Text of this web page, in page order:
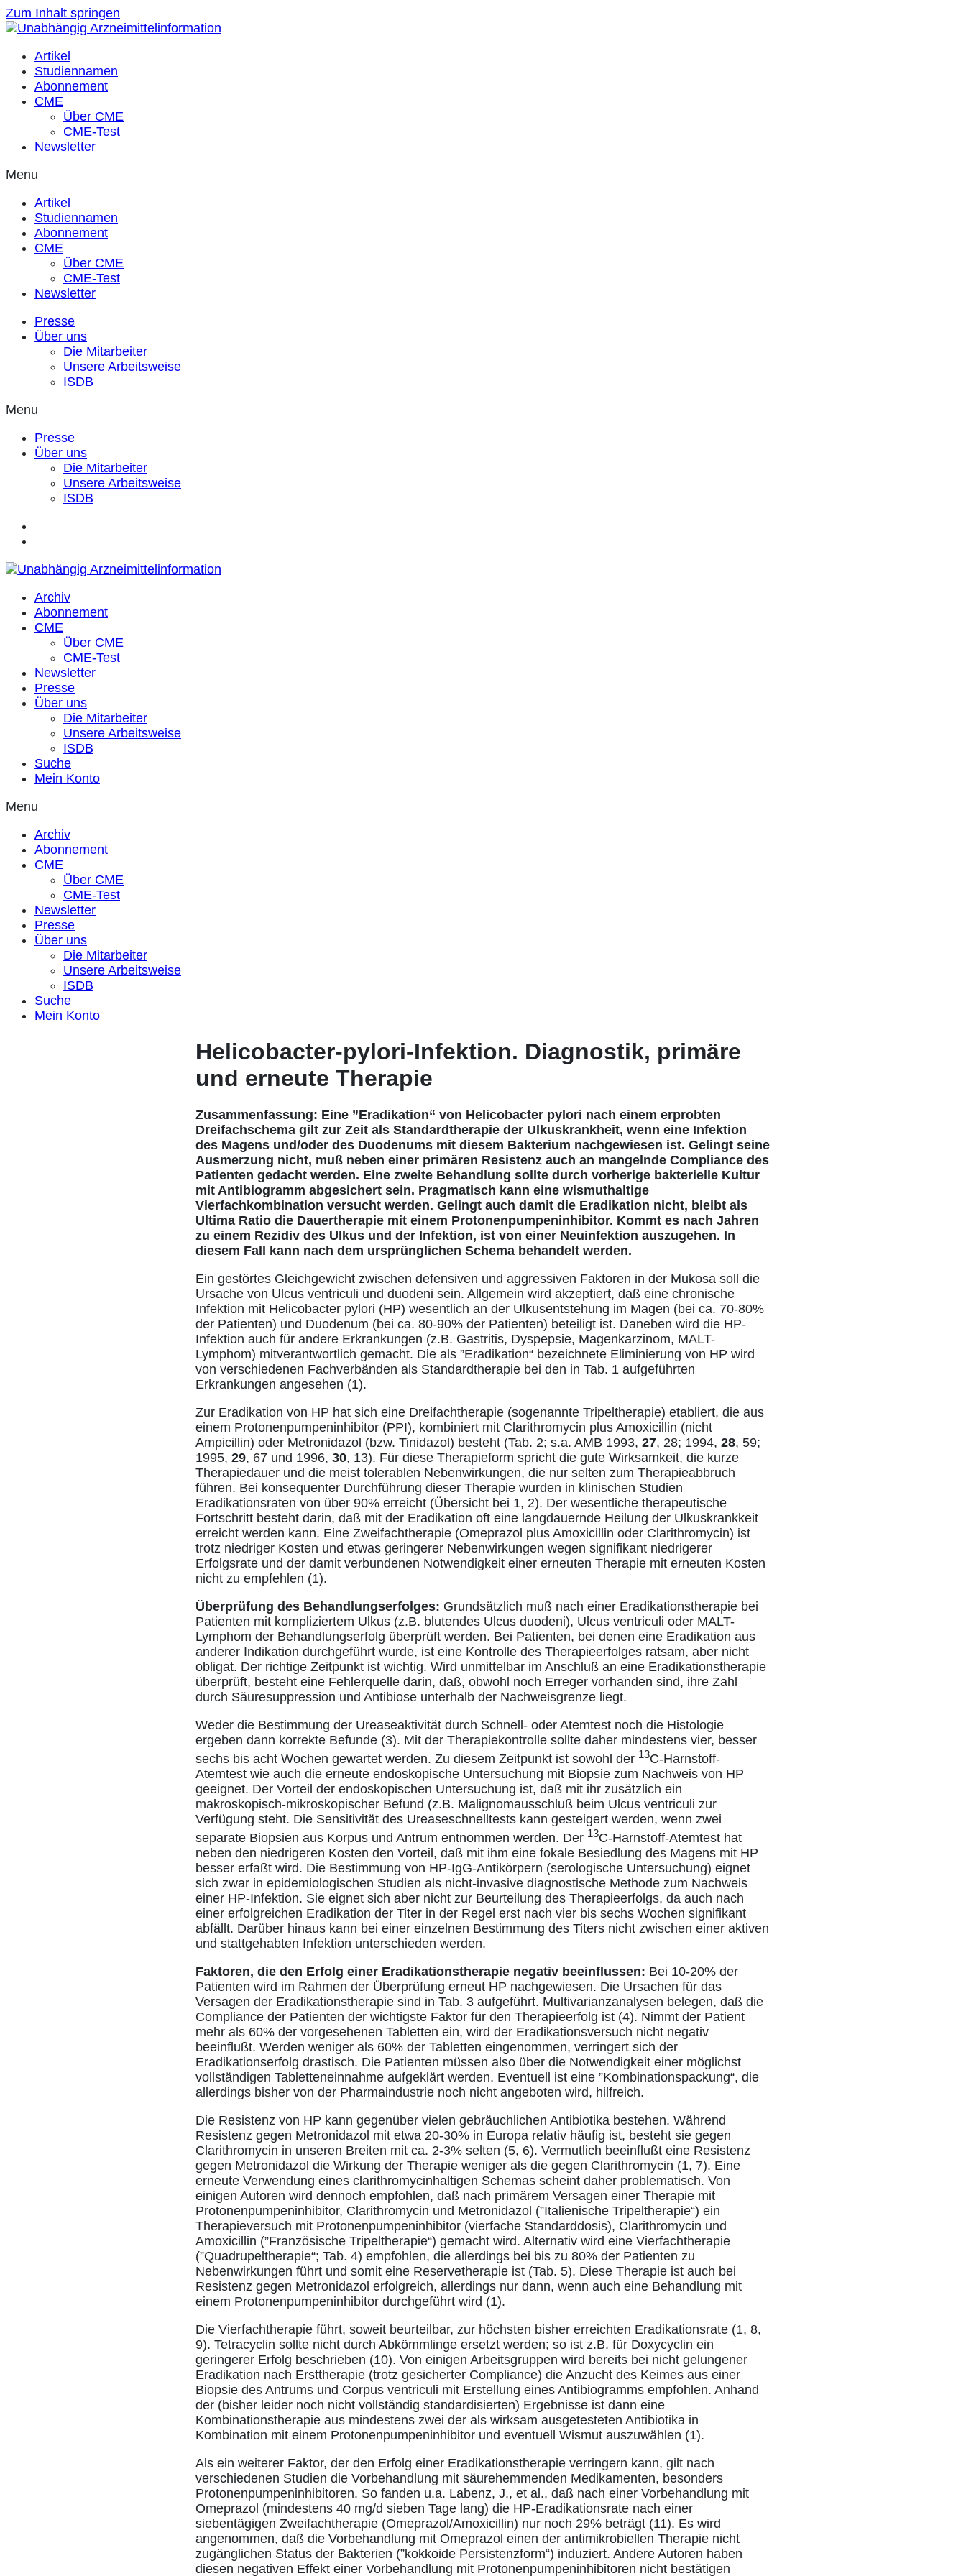
Zum Inhalt springen
Artikel
Studiennamen
Abonnement
CME
Über CME
CME-Test
Newsletter
Menu
Artikel
Studiennamen
Abonnement
CME
Über CME
CME-Test
Newsletter
Presse
Über uns
Die Mitarbeiter
Unsere Arbeitsweise
ISDB
Menu
Presse
Über uns
Die Mitarbeiter
Unsere Arbeitsweise
ISDB
Archiv
Abonnement
CME
Über CME
CME-Test
Newsletter
Presse
Über uns
Die Mitarbeiter
Unsere Arbeitsweise
ISDB
Suche
Mein Konto
Menu
Archiv
Abonnement
CME
Über CME
CME-Test
Newsletter
Presse
Über uns
Die Mitarbeiter
Unsere Arbeitsweise
ISDB
Suche
Mein Konto
Helicobacter-pylori-Infektion. Diagnostik, primäre
und erneute Therapie
Zusammenfassung: Eine ”Eradikation“ von Helicobacter pylori nach einem erprobten
Dreifachschema gilt zur Zeit als Standardtherapie der Ulkuskrankheit, wenn eine Infektion
des Magens und/oder des Duodenums mit diesem Bakterium nachgewiesen ist. Gelingt seine
Ausmerzung nicht, muß neben einer primären Resistenz auch an mangelnde Compliance des
Patienten gedacht werden. Eine zweite Behandlung sollte durch vorherige bakterielle Kultur
mit Antibiogramm abgesichert sein. Pragmatisch kann eine wismuthaltige
Vierfachkombination versucht werden. Gelingt auch damit die Eradikation nicht, bleibt als
Ultima Ratio die Dauertherapie mit einem Protonenpumpeninhibitor. Kommt es nach Jahren
zu einem Rezidiv des Ulkus und der Infektion, ist von einer Neuinfektion auszugehen. In
diesem Fall kann nach dem ursprünglichen Schema behandelt werden.
Ein gestörtes Gleichgewicht zwischen defensiven und aggressiven Faktoren in der Mukosa soll die
Ursache von Ulcus ventriculi und duodeni sein. Allgemein wird akzeptiert, daß eine chronische
Infektion mit Helicobacter pylori (HP) wesentlich an der Ulkusentstehung im Magen (bei ca. 70-80%
der Patienten) und Duodenum (bei ca. 80-90% der Patienten) beteiligt ist. Daneben wird die HP-
Infektion auch für andere Erkrankungen (z.B. Gastritis, Dyspepsie, Magenkarzinom, MALT-
Lymphom) mitverantwortlich gemacht. Die als ”Eradikation“ bezeichnete Eliminierung von HP wird
von verschiedenen Fachverbänden als Standardtherapie bei den in Tab. 1 aufgeführten
Erkrankungen angesehen (1).
Zur Eradikation von HP hat sich eine Dreifachtherapie (sogenannte Tripeltherapie) etabliert, die aus
einem Protonenpumpeninhibitor (PPI), kombiniert mit Clarithromycin plus Amoxicillin (nicht
Ampicillin) oder Metronidazol (bzw. Tinidazol) besteht (Tab. 2; s.a. AMB 1993, 27, 28; 1994, 28, 59;
1995, 29, 67 und 1996, 30, 13). Für diese Therapieform spricht die gute Wirksamkeit, die kurze
Therapiedauer und die meist tolerablen Nebenwirkungen, die nur selten zum Therapieabbruch
führen. Bei konsequenter Durchführung dieser Therapie wurden in klinischen Studien
Eradikationsraten von über 90% erreicht (Übersicht bei 1, 2). Der wesentliche therapeutische
Fortschritt besteht darin, daß mit der Eradikation oft eine langdauernde Heilung der Ulkuskrankkeit
erreicht werden kann. Eine Zweifachtherapie (Omeprazol plus Amoxicillin oder Clarithromycin) ist
trotz niedriger Kosten und etwas geringerer Nebenwirkungen wegen signifikant niedrigerer
Erfolgsrate und der damit verbundenen Notwendigkeit einer erneuten Therapie mit erneuten Kosten
nicht zu empfehlen (1).
Überprüfung des Behandlungserfolges: Grundsätzlich muß nach einer Eradikationstherapie bei
Patienten mit kompliziertem Ulkus (z.B. blutendes Ulcus duodeni), Ulcus ventriculi oder MALT-
Lymphom der Behandlungserfolg überprüft werden. Bei Patienten, bei denen eine Eradikation aus
anderer Indikation durchgeführt wurde, ist eine Kontrolle des Therapieerfolges ratsam, aber nicht
obligat. Der richtige Zeitpunkt ist wichtig. Wird unmittelbar im Anschluß an eine Eradikationstherapie
überprüft, besteht eine Fehlerquelle darin, daß, obwohl noch Erreger vorhanden sind, ihre Zahl
durch Säuresuppression und Antibiose unterhalb der Nachweisgrenze liegt.
Weder die Bestimmung der Ureaseaktivität durch Schnell- oder Atemtest noch die Histologie
ergeben dann korrekte Befunde (3). Mit der Therapiekontrolle sollte daher mindestens vier, besser
sechs bis acht Wochen gewartet werden. Zu diesem Zeitpunkt ist sowohl der 13C-Harnstoff-
Atemtest wie auch die erneute endoskopische Untersuchung mit Biopsie zum Nachweis von HP
geeignet. Der Vorteil der endoskopischen Untersuchung ist, daß mit ihr zusätzlich ein
makroskopisch-mikroskopischer Befund (z.B. Malignomausschluß beim Ulcus ventriculi zur
Verfügung steht. Die Sensitivität des Ureaseschnelltests kann gesteigert werden, wenn zwei
separate Biopsien aus Korpus und Antrum entnommen werden. Der 13C-Harnstoff-Atemtest hat
neben den niedrigeren Kosten den Vorteil, daß mit ihm eine fokale Besiedlung des Magens mit HP
besser erfaßt wird. Die Bestimmung von HP-IgG-Antikörpern (serologische Untersuchung) eignet
sich zwar in epidemiologischen Studien als nicht-invasive diagnostische Methode zum Nachweis
einer HP-Infektion. Sie eignet sich aber nicht zur Beurteilung des Therapieerfolgs, da auch nach
einer erfolgreichen Eradikation der Titer in der Regel erst nach vier bis sechs Wochen signifikant
abfällt. Darüber hinaus kann bei einer einzelnen Bestimmung des Titers nicht zwischen einer aktiven
und stattgehabten Infektion unterschieden werden.
Faktoren, die den Erfolg einer Eradikationstherapie negativ beeinflussen: Bei 10-20% der
Patienten wird im Rahmen der Überprüfung erneut HP nachgewiesen. Die Ursachen für das
Versagen der Eradikationstherapie sind in Tab. 3 aufgeführt. Multivarianzanalysen belegen, daß die
Compliance der Patienten der wichtigste Faktor für den Therapieerfolg ist (4). Nimmt der Patient
mehr als 60% der vorgesehenen Tabletten ein, wird der Eradikationsversuch nicht negativ
beeinflußt. Werden weniger als 60% der Tabletten eingenommen, verringert sich der
Eradikationserfolg drastisch. Die Patienten müssen also über die Notwendigkeit einer möglichst
vollständigen Tabletteneinnahme aufgeklärt werden. Eventuell ist eine ”Kombinationspackung“, die
allerdings bisher von der Pharmaindustrie noch nicht angeboten wird, hilfreich.
Die Resistenz von HP kann gegenüber vielen gebräuchlichen Antibiotika bestehen. Während
Resistenz gegen Metronidazol mit etwa 20-30% in Europa relativ häufig ist, besteht sie gegen
Clarithromycin in unseren Breiten mit ca. 2-3% selten (5, 6). Vermutlich beeinflußt eine Resistenz
gegen Metronidazol die Wirkung der Therapie weniger als die gegen Clarithromycin (1, 7). Eine
erneute Verwendung eines clarithromycinhaltigen Schemas scheint daher problematisch. Von
einigen Autoren wird dennoch empfohlen, daß nach primärem Versagen einer Therapie mit
Protonenpumpeninhibitor, Clarithromycin und Metronidazol (”Italienische Tripeltherapie“) ein
Therapieversuch mit Protonenpumpeninhibitor (vierfache Standarddosis), Clarithromycin und
Amoxicillin (”Französische Tripeltherapie“) gemacht wird. Alternativ wird eine Vierfachtherapie
(”Quadrupeltherapie“; Tab. 4) empfohlen, die allerdings bei bis zu 80% der Patienten zu
Nebenwirkungen führt und somit eine Reservetherapie ist (Tab. 5). Diese Therapie ist auch bei
Resistenz gegen Metronidazol erfolgreich, allerdings nur dann, wenn auch eine Behandlung mit
einem Protonenpumpeninhibitor durchgeführt wird (1).
Die Vierfachtherapie führt, soweit beurteilbar, zur höchsten bisher erreichten Eradikationsrate (1, 8,
9). Tetracyclin sollte nicht durch Abkömmlinge ersetzt werden; so ist z.B. für Doxycyclin ein
geringerer Erfolg beschrieben (10). Von einigen Arbeitsgruppen wird bereits bei nicht gelungener
Eradikation nach Ersttherapie (trotz gesicherter Compliance) die Anzucht des Keimes aus einer
Biopsie des Antrums und Corpus ventriculi mit Erstellung eines Antibiogramms empfohlen. Anhand
der (bisher leider noch nicht vollständig standardisierten) Ergebnisse ist dann eine
Kombinationstherapie aus mindestens zwei der als wirksam ausgetesteten Antibiotika in
Kombination mit einem Protonenpumpeninhibitor und eventuell Wismut auszuwählen (1).
Als ein weiterer Faktor, der den Erfolg einer Eradikationstherapie verringern kann, gilt nach
verschiedenen Studien die Vorbehandlung mit säurehemmenden Medikamenten, besonders
Protonenpumpeninhibitoren. So fanden u.a. Labenz, J., et al., daß nach einer Vorbehandlung mit
Omeprazol (mindestens 40 mg/d sieben Tage lang) die HP-Eradikationsrate nach einer
siebentägigen Zweifachtherapie (Omeprazol/Amoxicillin) nur noch 29% beträgt (11). Es wird
angenommen, daß die Vorbehandlung mit Omeprazol einen der antimikrobiellen Therapie nicht
zugänglichen Status der Bakterien (”kokkoide Persistenzform“) induziert. Andere Autoren haben
diesen negativen Effekt einer Vorbehandlung mit Protonenpumpeninhibitoren nicht bestätigen